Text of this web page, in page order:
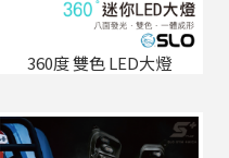
360度 雙色 LED大燈